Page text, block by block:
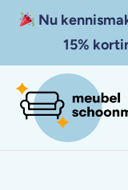
Nu
15%
Home